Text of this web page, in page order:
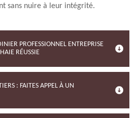
sans nuire à leur intégrité.
PROFESSIONNEL ENTREPRISE
RÉUSSIE
: FAITES APPEL À UN